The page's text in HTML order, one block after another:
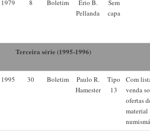
1979 8 Boletim
Ério B.
Pellanda
Sem
capa
Terceira série (1995-1996)
1995 30 Boletim
Paulo R.
Hamester
Tipo
13
Com
venda
ofertas
material